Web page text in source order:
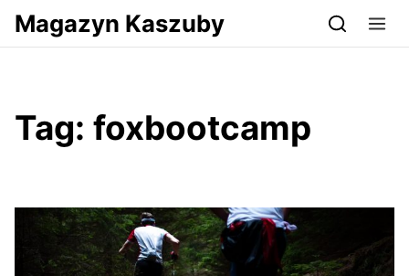
Przejdź do serwisu magazynkaszuby.pl
Magazyn Kaszuby
Tag: foxbootcamp